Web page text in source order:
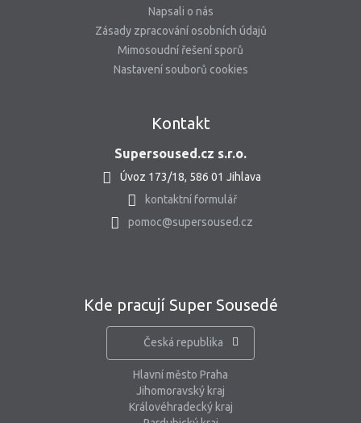
Napsali o nás
Zásady zpracování osobních údajů
Mimosoudní řešení sporů
Nastavení souborů cookies
Kontakt
Supersoused.cz s.r.o.
Úvoz 173/18, 586 01 Jihlava
kontaktní formulář
pomoc@supersoused.cz
Kde pracují Super Sousedé
Česká republika
Hlavní město Praha
Jihomoravský kraj
Královéhradecký kraj